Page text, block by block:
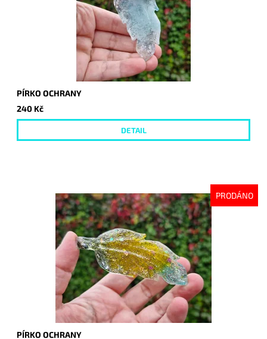
PÍRKO OCHRANY
240 Kč
DETAIL
PRODÁNO
PÍRKO OCHRANY